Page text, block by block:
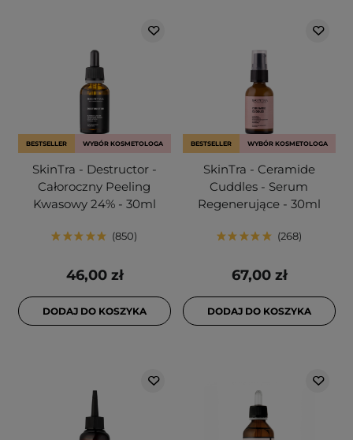
BESTSELLER WYBÓR KOSMETOLOGA
SkinTra - Destructor -
Całoroczny Peeling
Kwasowy 24% - 30ml
850
46,00 zł
DODAJ DO KOSZYKA
BESTSELLER WYBÓR KOSMETOLOGA
SkinTra - Ceramide
Cuddles - Serum
Regenerujące - 30ml
268
67,00 zł
DODAJ DO KOSZYKA